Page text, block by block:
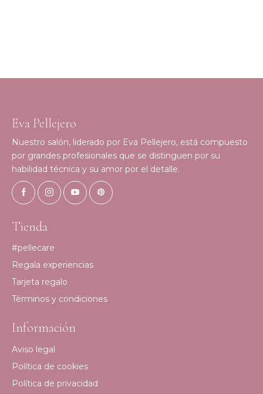
Eva Pellejero
Nuestro salón, liderado por Eva Pellejero, está compuesto
por grandes profesionales que se distinguen por su
habilidad técnica y su amor por el detalle.
Tienda
#pellecare
Regala experiencias
Tarjeta regalo
Términos y condiciones
Información
Aviso legal
Política de cookies
Política de privacidad